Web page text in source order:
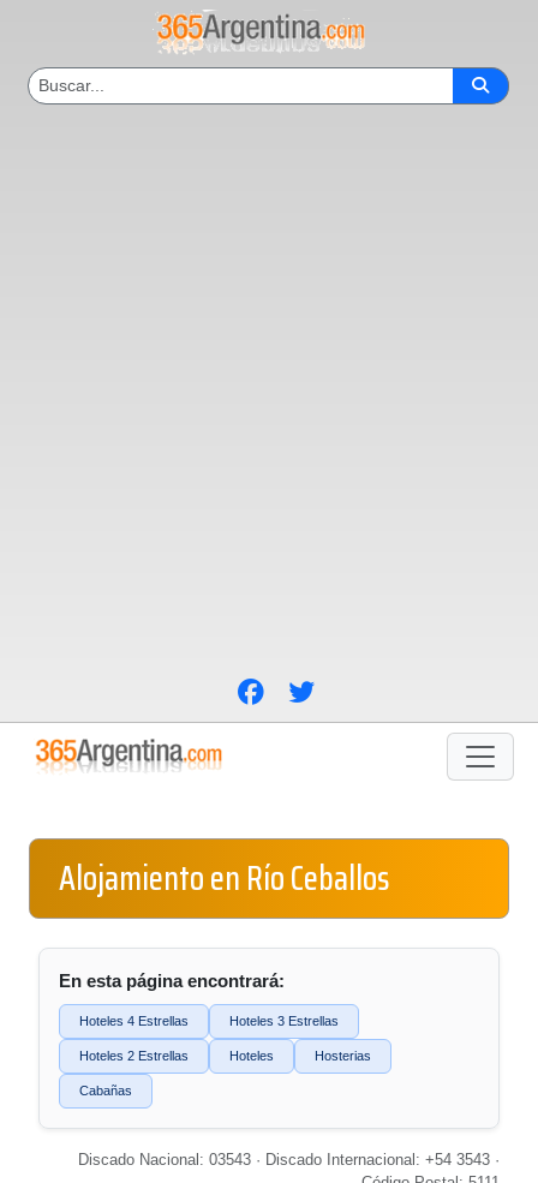
Alojamiento en Río Ceballos
En esta página encontrará:
Hoteles 4 Estrellas Hoteles 3 Estrellas
Hoteles 2 Estrellas Hoteles Hosterias
Cabañas
Discado Nacional: 03543 · Discado Internacional: +54 3543 ·